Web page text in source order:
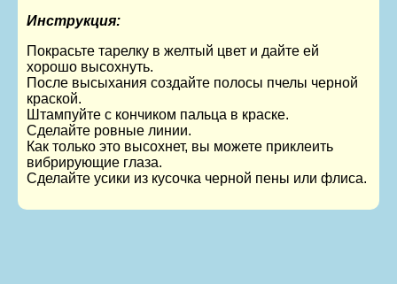
Инструкция:
Покрасьте тарелку в желтый цвет и дайте ей
хорошо высохнуть.
После высыхания создайте полосы пчелы черной
краской.
Штампуйте с кончиком пальца в краске.
Сделайте ровные линии.
Как только это высохнет, вы можете приклеить
вибрирующие глаза.
Сделайте усики из кусочка черной пены или флиса.